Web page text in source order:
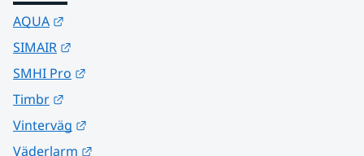
AQUA
SIMAIR
SMHI Pro
Timbr
Vinterväg
Väderlarm